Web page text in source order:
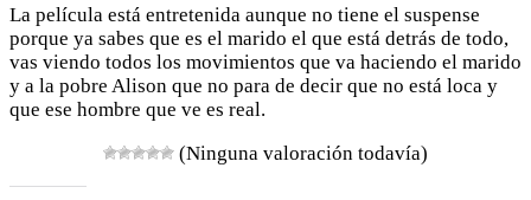
La película está entretenida aunque no tiene el suspense
porque ya sabes que es el marido el que está detrás de todo,
vas viendo todos los movimientos que va haciendo el marido
y a la pobre Alison que no para de decir que no está loca y
que ese hombre que ve es real.
(Ninguna valoración todavía)